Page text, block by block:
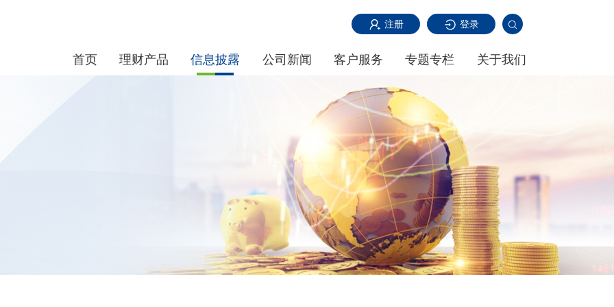
注册 登录
首页 理财产品 信息披露 公司新闻 客户服务 专题专栏 关于我们